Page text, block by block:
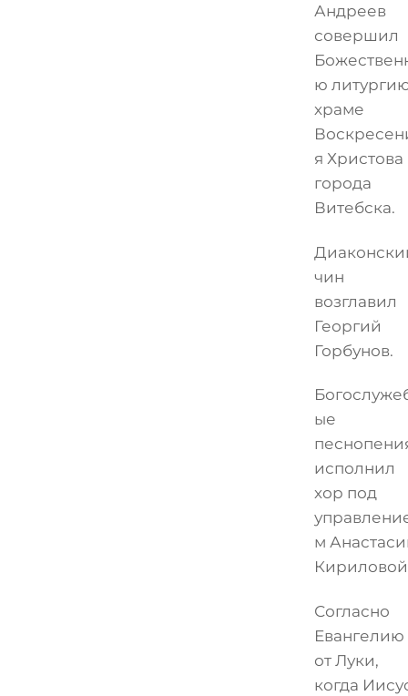
Андреев
совершил
ю
храме
я Христова
города
Витебска.
чин
возглавил
Георгий
Горбунов.
ые
исполнил
хор под
м
Согласно
Евангелию
от Луки,
когда